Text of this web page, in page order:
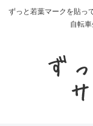
ずっと若葉マークを貼っ
自転